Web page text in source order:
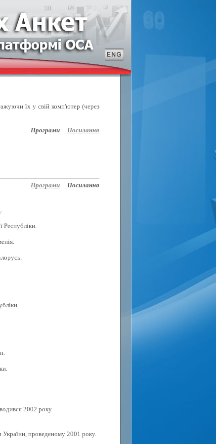
їх у свій комп'ютер (через
Програми Посилання
Програми Посилання
Республіки.
2002 року.
України, проведеному 2001 року.